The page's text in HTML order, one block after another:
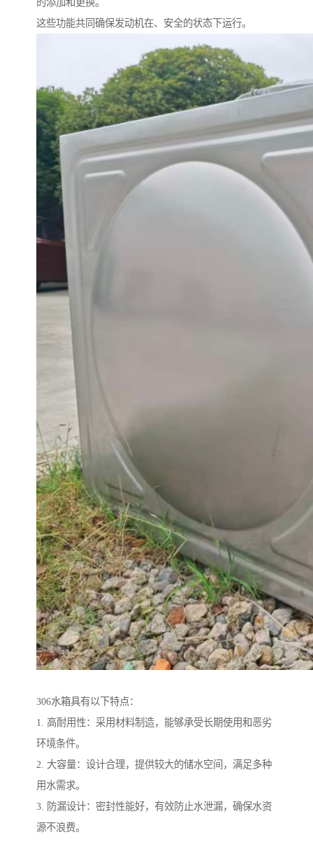
的添加和更换。
这些功能共同确保发动机在、安全的状态下运行。
306水箱具有以下特点：
1. 高耐用性：采用材料制造，能够承受长期使用和恶劣
环境条件。
2. 大容量：设计合理，提供较大的储水空间，满足多种
用水需求。
3. 防漏设计：密封性能好，有效防止水泄漏，确保水资
源不浪费。